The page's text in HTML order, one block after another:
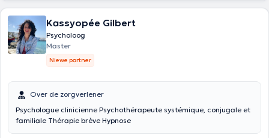
Kassyopée Gilbert
Psycholoog
Master
Niewe partner
Over de zorgverlener
Psychologue clinicienne Psychothérapeute systémique, conjugale et
familiale Thérapie brève Hypnose